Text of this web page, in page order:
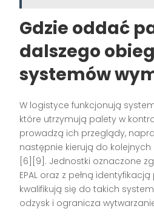
Gdzie oddać
dalszego
systemów
W logistyce funkcjonują
które utrzymują palety w
prowadzą ich przeglądy,
następnie kierują do
[6][9]. Jednostki oznaczone
EPAL oraz z pełną
kwalifikują się do takich
odzysk i ogranicza